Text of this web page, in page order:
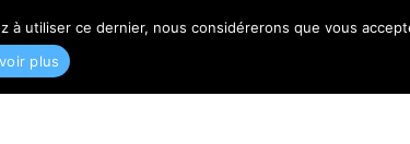
utiliser ce dernier, nous considérerons que vous
plus